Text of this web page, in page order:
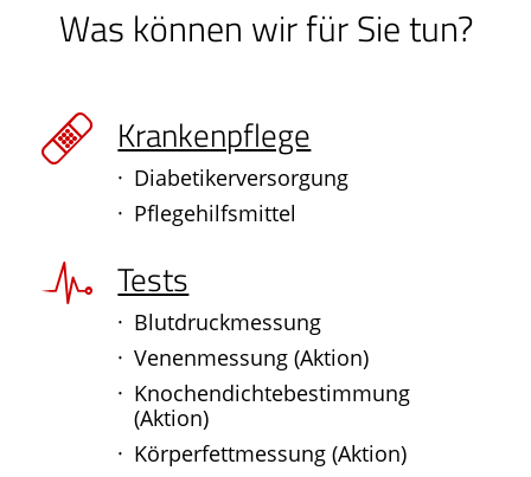
Was können wir für Sie tun?
Krankenpflege
Diabetikerversorgung
Pflegehilfsmittel
Tests
Blutdruckmessung
Venenmessung (Aktion)
Knochendichtebestimmung
(Aktion)
Körperfettmessung (Aktion)